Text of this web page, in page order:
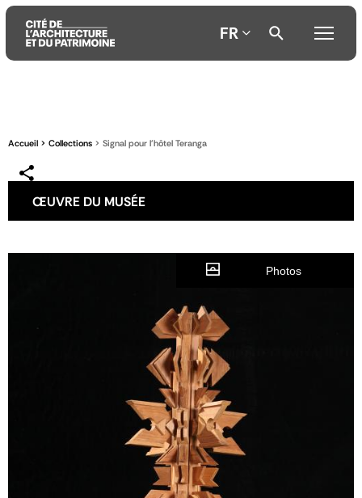
contenu
menu
la
FR
Accueil Collections Signal pour l'hôtel Teranga
ŒUVRE DU MUSÉE
Photos